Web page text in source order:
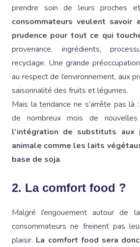
prendre soin de leurs proches et
consommateurs veulent savoir
prudence pour tout ce qui
provenance, ingrédients,
recyclage. Une grande
au respect de l’environnement, aux
saisonnalité des fruits et légumes.
Mais la tendance ne s’arrête pas là
de nombreux mois de nouvelles
l’intégration de substituts aux
animale comme les laits
base de soja.
2. La comfort food ?
Malgré l’engouement autour de
consommateurs ne freinent pas
plaisir. La comfort food sera